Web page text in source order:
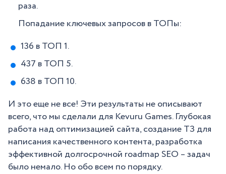
раза.
Попадание ключевых запросов в ТОПы:
136 в ТОП 1.
437 в ТОП 5.
638 в ТОП 10.
И это еще не все! Эти результаты не описывают
всего, что мы сделали для Kevuru Games. Глубокая
работа над оптимизацией сайта, создание ТЗ для
написания качественного контента, разработка
эффективной долгосрочной roadmap SEO – задач
было немало. Но обо всем по порядку.